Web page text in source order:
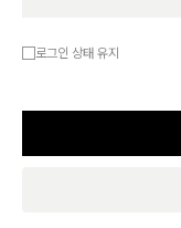
로그인 상태 유지